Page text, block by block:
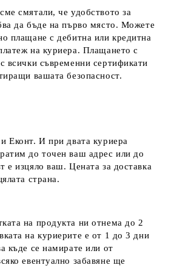
смятали, че удобството за
да бъде на първо място. Можете
плащане с дебитна или кредитна
на куриера. Плащането с
всички съвременни сертификати
вашата безопасност.
Еконт. И при двата куриера
до точен ваш адрес или до
е изцяло ваш. Цената за доставка
страна.
на продукта ни отнема до 2
на куриерите е от 1 до 3 дни
къде се намирате или от
евентуално забавяне ще